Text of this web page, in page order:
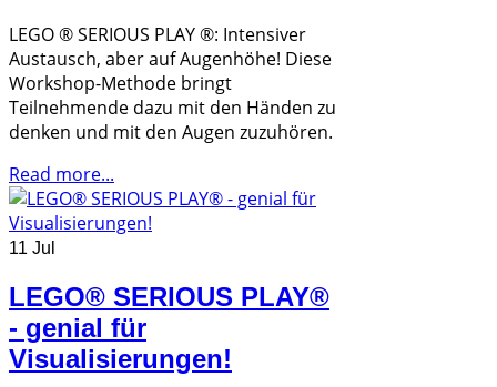
LEGO ® SERIOUS PLAY ®: Intensiver
Austausch, aber auf Augenhöhe! Diese
Workshop-Methode bringt
Teilnehmende dazu mit den Händen zu
denken und mit den Augen zuzuhören.
Read more...
11 Jul
LEGO® SERIOUS PLAY®
- genial für
Visualisierungen!